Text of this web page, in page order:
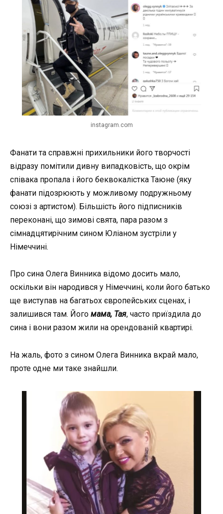
instagram.com
Фанати та справжні прихильники його творчості
відразу помітили дивну випадковість, що окрім
співака пропала і його беквокалістка Таюне (яку
фанати підозрюють у можливому подружньому
союзі з артистом). Більшість його підписників
переконані, що зимові свята, пара разом з
сімнадцятирічним сином Юліаном зустріли у
Німеччині.
Про сина Олега Винника відомо досить мало,
оскільки він народився у Німеччині, коли його батько
ще виступав на багатьох європейських сценах, і
залишився там. Його мама, Тая, часто приїздила до
сина і вони разом жили на орендованій квартирі.
На жаль, фото з сином Олега Винника вкрай мало,
проте одне ми таке знайшли.